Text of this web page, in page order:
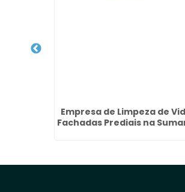
Empresa de Limpeza de
Fachadas Prediais na